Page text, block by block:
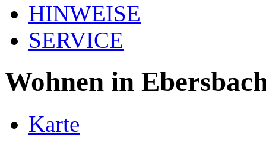
HINWEISE
SERVICE
Wohnen in
Karte